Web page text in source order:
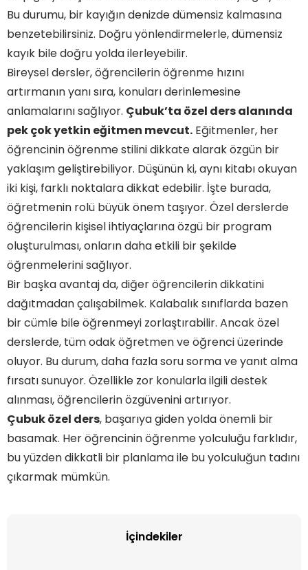
Bu durumu, bir kayığın denizde dümensiz kalmasına
benzetebilirsiniz. Doğru yönlendirmelerle, dümensiz
kayık bile doğru yolda ilerleyebilir.
Bireysel dersler, öğrencilerin öğrenme hızını
artırmanın yanı sıra, konuları derinlemesine
anlamalarını sağlıyor. Çubuk’ta özel ders alanında
pek çok yetkin eğitmen mevcut. Eğitmenler, her
öğrencinin öğrenme stilini dikkate alarak özgün bir
yaklaşım geliştirebiliyor. Düşünün ki, aynı kitabı okuyan
iki kişi, farklı noktalara dikkat edebilir. İşte burada,
öğretmenin rolü büyük önem taşıyor. Özel derslerde
öğrencilerin kişisel ihtiyaçlarına özgü bir program
oluşturulması, onların daha etkili bir şekilde
öğrenmelerini sağlıyor.
Bir başka avantaj da, diğer öğrencilerin dikkatini
dağıtmadan çalışabilmek. Kalabalık sınıflarda bazen
bir cümle bile öğrenmeyi zorlaştırabilir. Ancak özel
derslerde, tüm odak öğretmen ve öğrenci üzerinde
oluyor. Bu durum, daha fazla soru sorma ve yanıt alma
fırsatı sunuyor. Özellikle zor konularla ilgili destek
alınması, öğrencilerin özgüvenini artırıyor.
Çubuk özel ders, başarıya giden yolda önemli bir
basamak. Her öğrencinin öğrenme yolculuğu farklıdır,
bu yüzden dikkatli bir planlama ile bu yolculuğun tadını
çıkarmak mümkün.
İçindekiler